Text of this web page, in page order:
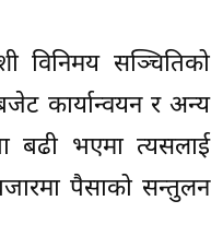
विनिमय सञ्चितिको
कार्यान्वयन र अन्य
बढी भएमा त्यसलाई
पैसाको सन्तुलन